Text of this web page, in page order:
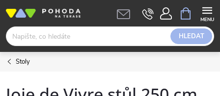
obsah
HLEDAT
NÁKUPNÍ
KOŠÍK
Stoly